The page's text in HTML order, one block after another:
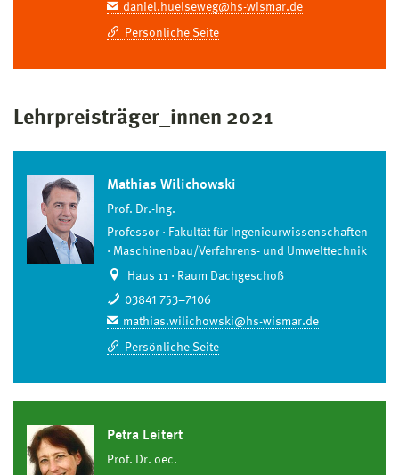
daniel.huelseweg@hs-wismar.de
Persönliche Seite
Lehrpreisträger_innen 2021
Mathias Wilichowski
Prof. Dr.-Ing.
Professor
Fakultät für Ingenieurwissenschaften
Maschinenbau/Verfahrens- und Umwelttechnik
Haus 11 · Raum Dachgeschoß
03841 753–7106
mathias.wilichowski@hs-wismar.de
Persönliche Seite
Petra Leitert
Prof. Dr. oec.